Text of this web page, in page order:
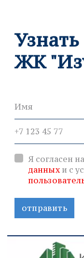
ЖК
Я согласен
данныхи с
отправить